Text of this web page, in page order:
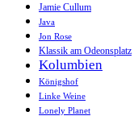
Jamie Cullum
Java
Jon Rose
Klassik am Odeonsplatz
Kolumbien
Königshof
Linke Weine
Lonely Planet